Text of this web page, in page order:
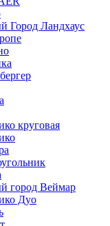
Город Ландхаус
круговая
город Веймар
Дуо